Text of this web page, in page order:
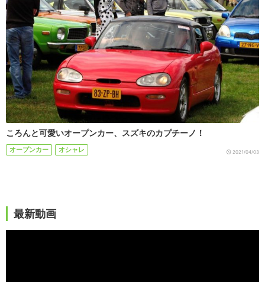
ころんと可愛いオープンカー、スズキのカプチーノ！
オープンカー オシャレ 2021/04/03
最新動画